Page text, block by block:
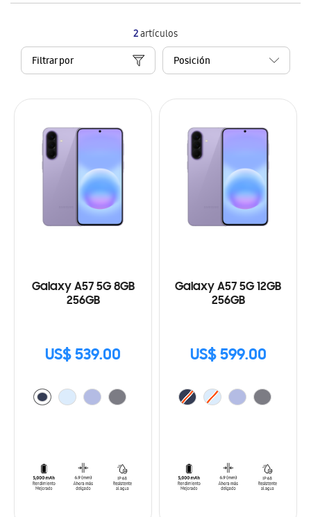
2artículos
Filtrar por
Galaxy A57 5G 8GB
256GB
US$ 539.00
Galaxy A57 5G 12GB
256GB
US$ 599.00